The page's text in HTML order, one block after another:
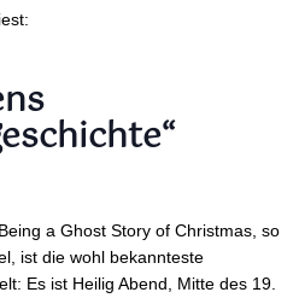
a Ghost Story of Christmas, so
ist die wohl bekannteste
Es ist Heilig Abend, Mitte des 19.